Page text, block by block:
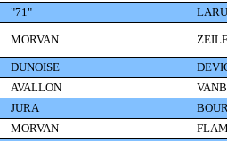
"71"
MORVAN
DUNOISE
AVALLON
JURA
MORVAN